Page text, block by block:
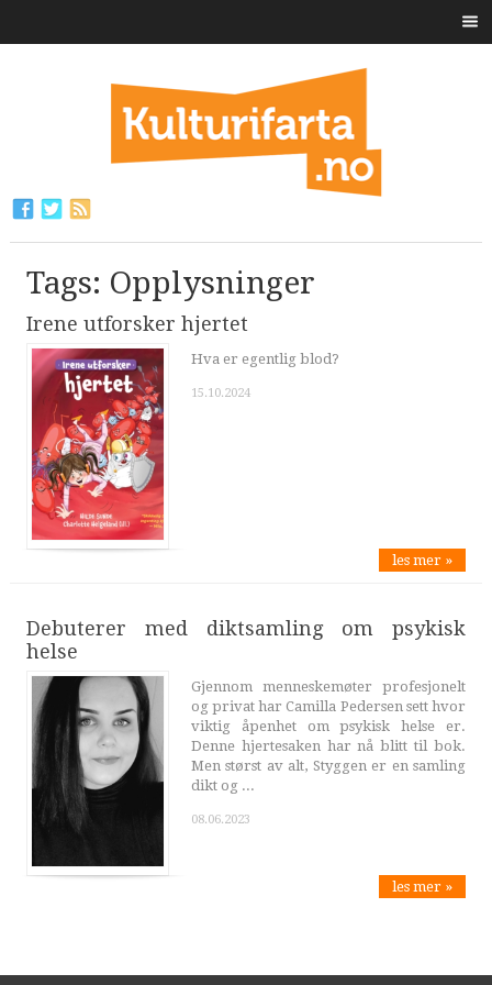
Tags: Opplysninger
Irene utforsker hjertet
Hva er egentlig blod?
15.10.2024
les mer »
Debuterer med diktsamling om psykisk
helse
Gjennom menneskemøter profesjonelt
og privat har Camilla Pedersen sett hvor
viktig åpenhet om psykisk helse er.
Denne hjertesaken har nå blitt til bok.
Men størst av alt, Styggen er en samling
dikt og ...
08.06.2023
les mer »